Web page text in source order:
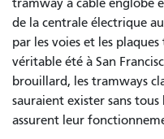
de la centrale électrique
par les voies et les
véritable été à San
brouillard, les tramways
sauraient exister sans
assurent leur